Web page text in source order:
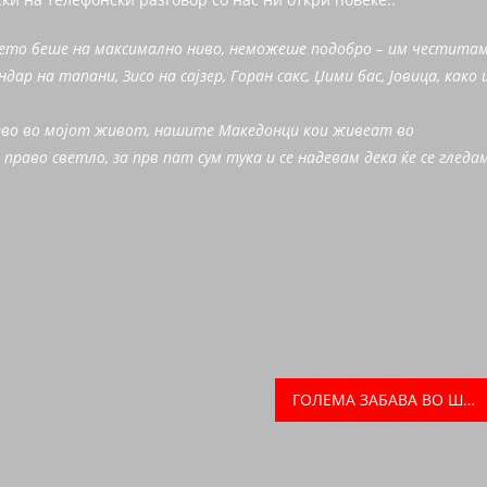
беше на максимално ниво, неможеше подобро – им честитам
на тапани, Зисо на сајзер, Горан сакс, Џими бас, Јовица, како
во мојот живот, нашите Македонци кои живеат во
светло, за прв пат сум тука и се надевам дека ќе се
ГОЛЕМА ЗАБАВА ВО ШВАЈЦАРИЈА СО СУЗАНА ГАВАЗОВА И ЕЛЕНА ВЛЕВСКА